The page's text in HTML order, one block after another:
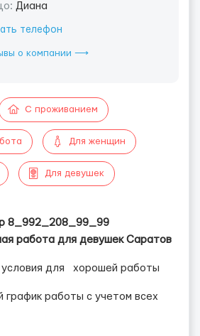
Диана
телефон
о компании ⟶
С проживанием
Для женщин
Для девушек
8_992_208_99_99
работа для девушек Саратов
условия для хорошей работы
работы с учетом всех